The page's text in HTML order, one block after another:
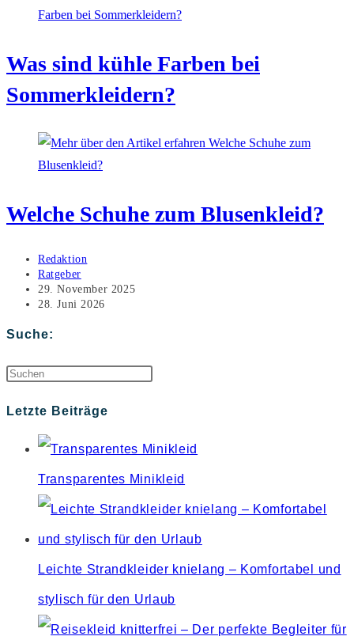
Was sind kühle Farben bei
Sommerkleidern?
Welche Schuhe zum Blusenkleid?
Beitrags-
Autor:
Redaktion
Beitrags-
Kategorie:
Ratgeber
Beitrag
veröffentlicht:
29. November 2025
Beitrag
geändert
28. Juni 2026
Suche:
Letzte Beiträge
Transparentes Minikleid
Leichte Strandkleider knielang – Komfortabel und
stylisch für den Urlaub